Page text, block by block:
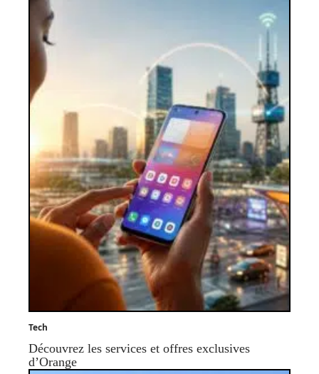
Tech
Découvrez les services et offres exclusives
d’Orange